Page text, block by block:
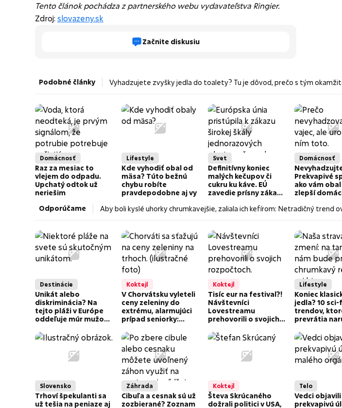
Tento článok pochádza z partnerského webu vydavateľstva Ringier.
Zdroj: slovazeny.sk
Začnite diskusiu
Podobné články Vyhadzujete zvyšky jedla do toalety? Tu je dôvod, prečo s tým
Domácnosť
Raz za mesiac to
vlejem do odpadu.
Upchatý odtok už
neriešim
Lifestyle
Kde vyhodiť obal od
mäsa? Túto bežnú
chybu robíte
pravdepodobne aj vy
Svet
Definitívny koniec
malých kečupov či
cukru ku káve. EÚ
zavedie prísny zákaz,
už nedostanete
Domácnosť
Prekvapivé
ako vám
zlepší
Odporúčame
Aby boli kyslé uhorky chrumkavejšie, zaliala ich kefírom: Netradičný trend
Destinácie
Unikát alebo
diskriminácia? Na
tejto pláži v Európe
oddeľuje múr mužov
Koktejl
V Chorvátsku vyleteli
ceny zeleniny do
extrému, alarmujúci
prípad seniorky:
kilogram stál...
Šialené!
Koktejl
Tisíc eur na festival?!
Návštevníci
Lovestreamu
prehovorili o svojich
minie...
Lifestyle
Koniec
jedla? 10 sci-
trendov,
prevrátia
tanier
Slovensko
Trhoví špekulanti sa
už tešia na peniaze aj
Záhrada
Cibuľa a cesnak sú už
zozbierané? Zoznam
Koktejl
Števa Skrúcaného
dožrali politici v USA,
Telo
Vedci objavili
prekvapivú